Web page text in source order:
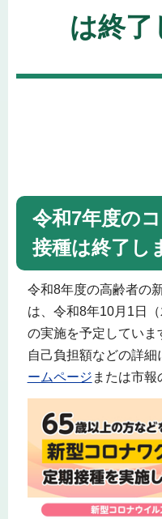
は終了
令和7年度の
接種は終了し
令和8年度の高齢者の
は、令和8年10月1日
の実施を予定していま
自己負担額などの詳
ームページ または市報